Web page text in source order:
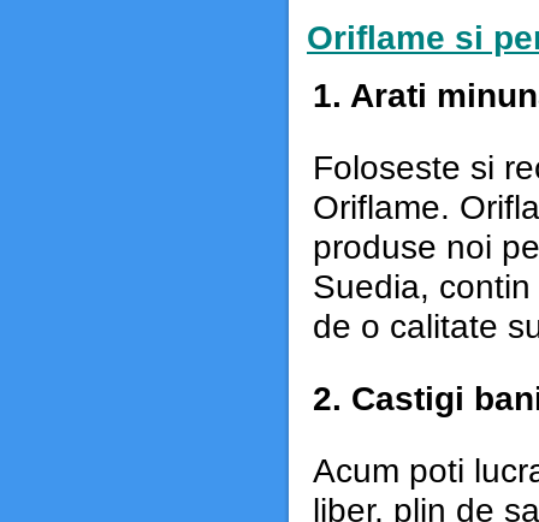
Oriflame si
1. Arati
Foloseste si
Oriflame.
produse noi
Suedia,
de o calitate
2. Castigi
Acum poti
liber, plin de